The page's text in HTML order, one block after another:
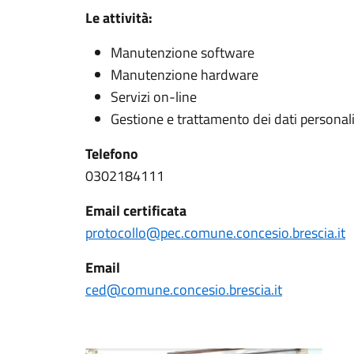
Le attività:
Manutenzione software
Manutenzione hardware
Servizi on-line
Gestione e trattamento dei dati
Telefono
0302184111
Email certificata
protocollo@pec.comune.concesio.brescia.it
Email
ced@comune.concesio.brescia.it